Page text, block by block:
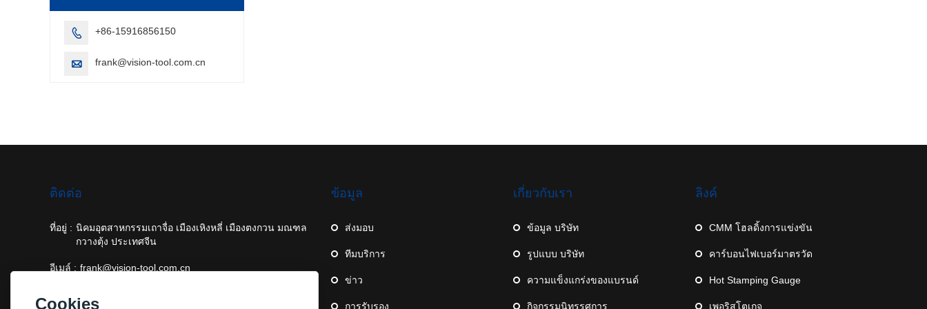
 +86-15916856150
 frank@vision-tool.com.cn
ติดต่อ
ที่อยู่ : นิคมอุตสาหกรรมเถาจื่อ เมืองเหิงหลี่ เมืองตงกวน มณฑล
กวางตุ้ง ประเทศจีน
อีเมล์ : frank@vision-tool.com.cn
ข้อมูล
ส่งมอบ
ทีมบริการ
ข่าว
การรับรอง
เกี่ยวกับเรา
ข้อมูล บริษัท
รูปแบบ บริษัท
ความแข็งแกร่งของแบรนด์
กิจกรรมนิทรรศการ
ลิงค์
CMM โฮลดิ้งการแข่งขัน
คาร์บอนไฟเบอร์มาตรวัด
Hot Stamping Gauge
เพอริสโตเกจ
Cookies